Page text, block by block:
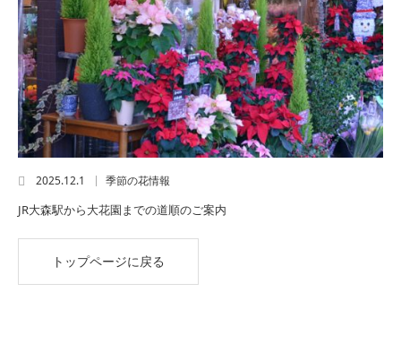
2025.12.1 季節の花情報
JR大森駅から大花園までの道順のご案内
トップページに戻る